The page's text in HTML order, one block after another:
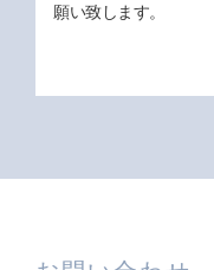
願い致します。